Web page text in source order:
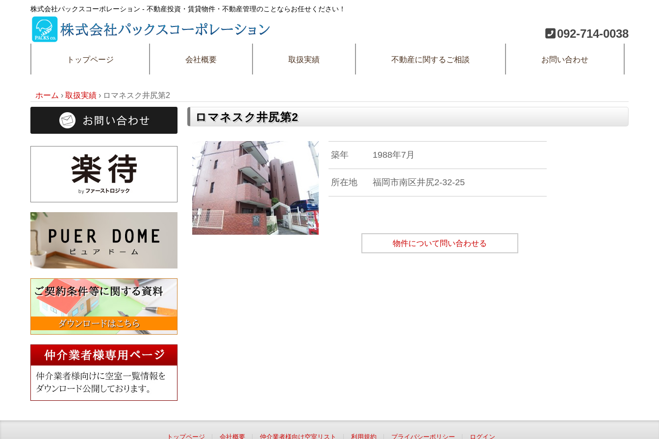
株式会社パックスコーポレーション - 不動産投資・賃貸物件・不動産管理のことならお任せください！
092-714-0038
トップページ 会社概要 取扱実績 不動産に関するご相談 お問い合わせ
ホーム › 取扱実績 › ロマネスク井尻第2
ロマネスク井尻第2
築年 1988年7月
所在地 福岡市南区井尻2-32-25
物件について問い合わせる
トップページ 会社概要 仲介業者様向け空室リスト 利用規約 プライバシーポリシー ログイン